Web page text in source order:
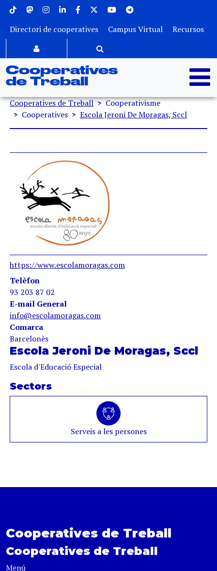
Vés al contingut
Menu superior
Directori de cooperatives Campus Virtual Recursos
Cooperatives
de Treball
Fil d'ariadna
Cooperatives de Treball
Cooperativisme
Cooperatives
Escola Jeroni De Moragas, Sccl
https://www.escolamoragas.com
Telèfon
93 203 87 02
E-mail General
info@escolamoragas.com
Comarca
Barcelonès
Escola Jeroni De Moragas, Sccl
Escola d'Educació Especial
Sectors
Serveis a les persones
Cooperatives de Treball
Cooperatives de Treball
Menú